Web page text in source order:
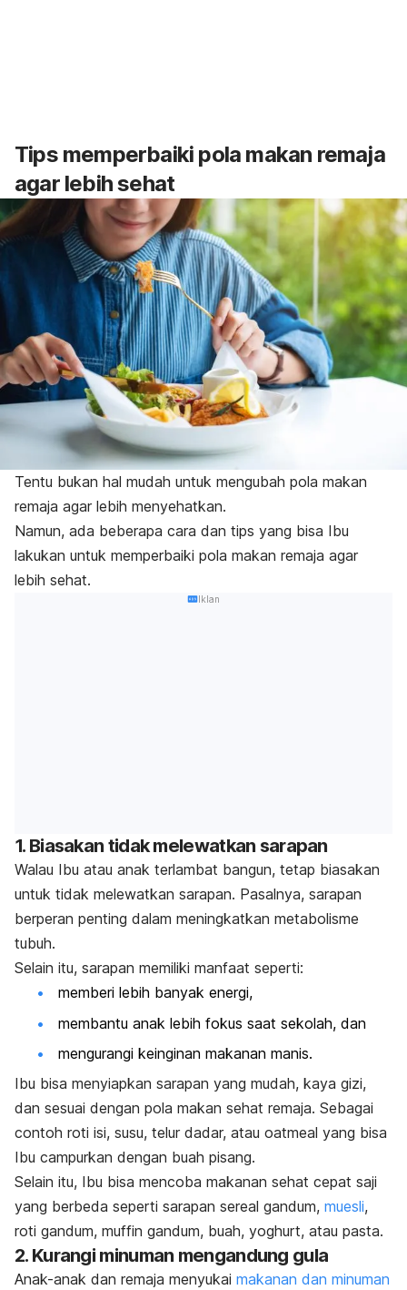
Tips memperbaiki pola makan remaja
agar lebih sehat
Tentu bukan hal mudah untuk mengubah pola makan
remaja agar lebih menyehatkan.
Namun, ada beberapa cara dan tips yang bisa Ibu
lakukan untuk memperbaiki pola makan remaja agar
lebih sehat.
Iklan
1. Biasakan tidak melewatkan sarapan
Walau Ibu atau anak terlambat bangun, tetap biasakan
untuk tidak melewatkan sarapan. Pasalnya, sarapan
berperan penting dalam meningkatkan metabolisme
tubuh.
Selain itu, sarapan memiliki manfaat seperti:
memberi lebih banyak energi,
membantu anak lebih fokus saat sekolah, dan
mengurangi keinginan makanan manis.
Ibu bisa menyiapkan sarapan yang mudah, kaya gizi,
dan sesuai dengan pola makan sehat remaja. Sebagai
contoh roti isi, susu, telur dadar, atau oatmeal yang bisa
Ibu campurkan dengan buah pisang.
Selain itu, Ibu bisa mencoba makanan sehat cepat saji
yang berbeda seperti sarapan sereal gandum, muesli,
roti gandum, muffin gandum, buah, yoghurt, atau pasta.
2. Kurangi minuman mengandung gula
Anak-anak dan remaja menyukai makanan dan minuman